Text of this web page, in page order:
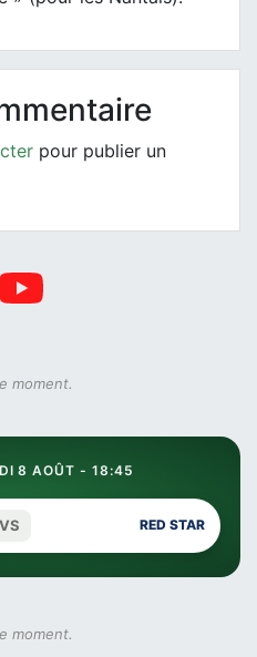
pour publier un
moment.
8 AOÛT - 18:45
VS RED STAR
moment.